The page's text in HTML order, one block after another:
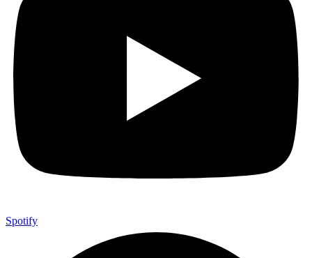
Spotify